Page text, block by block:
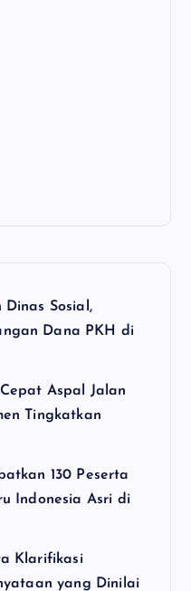
Dinas Sosial,
Dana PKH di
Aspal Jalan
Tingkatkan
130 Peserta
Indonesia Asri di
Klarifikasi
yang Dinilai